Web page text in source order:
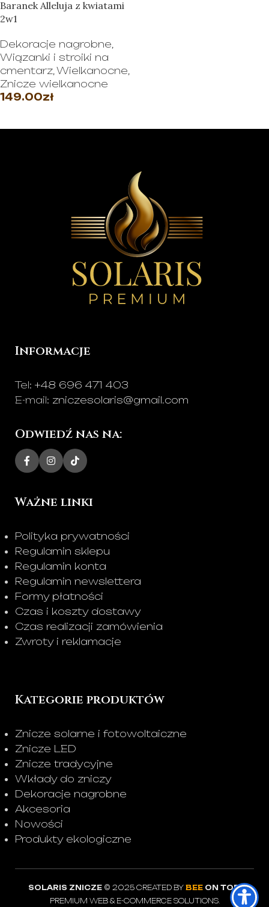
Baranek Alleluja z kwiatami
2w1
Dekoracje nagrobne,
Wiązanki i stroiki na
cmentarz, Wielkanocne,
Znicze wielkanocne
149.00zł
Informacje
Tel: +48 696 471 403
E-mail: zniczesolaris@gmail.com
Odwiedź nas na:
Ważne linki
Polityka prywatności
Regulamin sklepu
Regulamin konta
Regulamin newslettera
Formy płatności
Czas i koszty dostawy
Czas realizacji zamówienia
Zwroty i reklamacje
Kategorie produktów
Znicze solarne i fotowoltaiczne
Znicze LED
Znicze tradycyjne
Wkłady do zniczy
Dekoracje nagrobne
Akcesoria
Nowości
Produkty ekologiczne
SOLARIS ZNICZE © 2025 CREATED BY BEE ON TOP.
PREMIUM WEB & E-COMMERCE SOLUTIONS.